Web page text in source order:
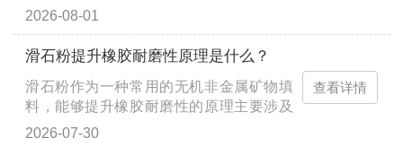
烯、尼龙等多种树脂体系中。通过合理的
2026-08-01
滑石粉提升橡胶耐磨性原理是什么？
滑石粉作为一种常用的无机非金属矿物填
料，能够提升橡胶耐磨性的原理主要涉及
物理和化学两个层面。其核心机制可以归
2026-07-30
查看详情